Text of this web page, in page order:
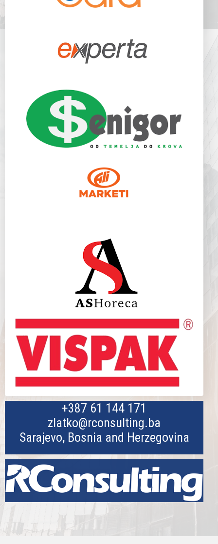
+387 61 144 171
zlatko@rconsulting.ba
Sarajevo, Bosnia and Herzegovina